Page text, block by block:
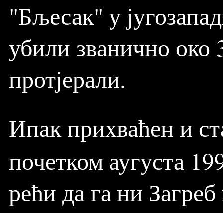
"Бљесак" у
убили званично око
протјерали.
Ипак прихваћен и
почетком аугуста
рећи да га ни